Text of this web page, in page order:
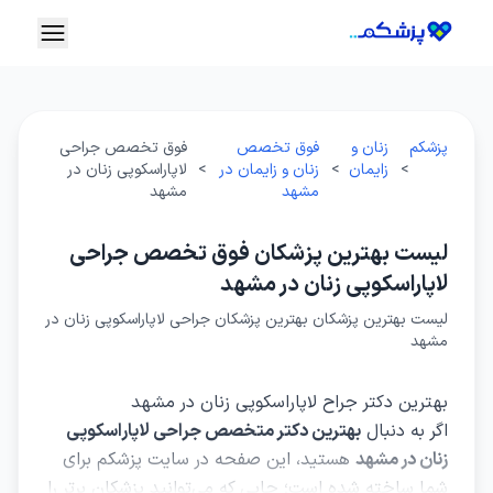
پزشکم
>
زنان و
زایمان >
فوق تخصص
زنان و زایمان در
مشهد
>
فوق تخصص جراحی
لاپاراسکوپی زنان در
مشهد
لیست بهترین پزشکان فوق تخصص جراحی
لاپاراسکوپی زنان در مشهد
لیست بهترین پزشکان بهترین پزشکان جراحی لاپاراسکوپی زنان در
مشهد
بهترین دکتر جراح لاپاراسکوپی زنان در مشهد
اگر به دنبال بهترین دکتر متخصص جراحی لاپاراسکوپی
زنان در مشهد هستید، این صفحه در سایت پزشکم برای